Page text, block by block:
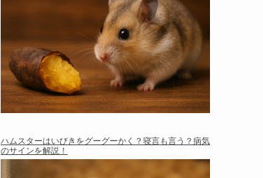
ハムスターはいびきをグーグーかく？寝言も言う？病気
のサインを解説！